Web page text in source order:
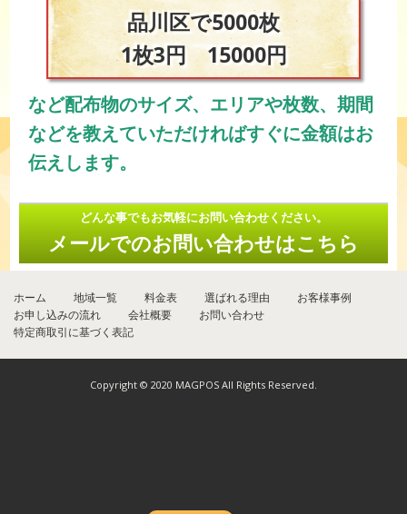
品川区で5000枚
1枚3円 15000円
など配布物のサイズ、エリアや枚数、期間
などを教えていただければすぐに金額はお
伝えします。
どんな事でもお気軽にお問い合わせください。
メールでのお問い合わせはこちら
ホーム 地域一覧 料金表 選ばれる理由
お客様事例
お申し込みの流れ
会社概要
お問い合わせ
特定商取引に基づく表記
Copyright © 2020 MAGPOS All Rights Reserved.